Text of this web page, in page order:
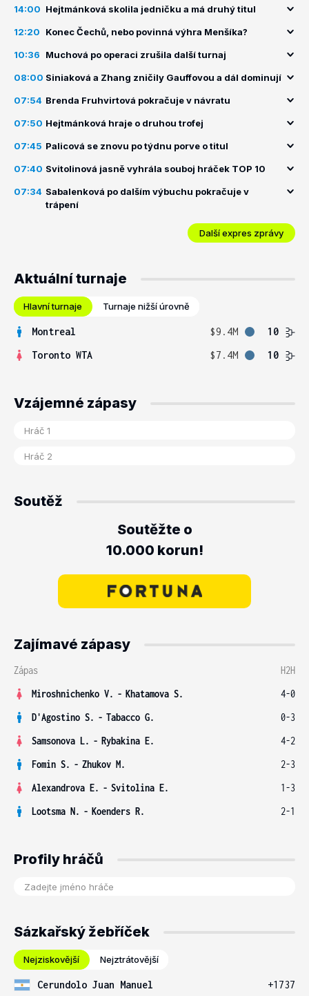
14:00 Hejtmánková skolila jedničku a má druhý titul
12:20 Konec Čechů, nebo povinná výhra Menšíka?
10:36 Muchová po operaci zrušila další turnaj
08:00 Siniaková a Zhang zničily Gauffovou a dál dominují
07:54 Brenda Fruhvirtová pokračuje v návratu
07:50 Hejtmánková hraje o druhou trofej
07:45 Palicová se znovu po týdnu porve o titul
07:40 Svitolinová jasně vyhrála souboj hráček TOP 10
07:34 Sabalenková po dalším výbuchu pokračuje v
trápení
Další expres zprávy
Aktuální turnaje
Hlavní turnaje Turnaje nižší úrovně
Montreal $9.4M
10
Toronto WTA
$7.4M 10
Vzájemné zápasy
Soutěž
Soutěžte o
10.000 korun!
Zajímavé zápasy
Zápas
H2H
Miroshnichenko V. - Khatamova S.
4-0
D'Agostino S. - Tabacco G.
0-3
Samsonova L. - Rybakina E.
4-2
Fomin S. - Zhukov M.
2-3
Alexandrova E. - Svitolina E.
1-3
Lootsma N. - Koenders R. 2-1
Profily hráčů
Sázkařský žebříček
Nejziskovější Nejztrátovější
Cerundolo Juan Manuel
+1737